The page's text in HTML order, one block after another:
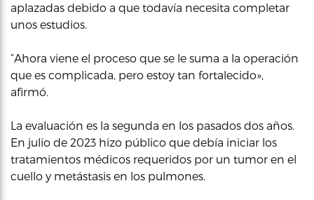
aplazadas debido a que todavía necesita completar
unos estudios.
“Ahora viene el proceso que se le suma a la operación
que es complicada, pero estoy tan fortalecido»,
afirmó.
La evaluación es la segunda en los pasados dos años.
En julio de 2023 hizo público que debía iniciar los
tratamientos médicos requeridos por un tumor en el
cuello y metástasis en los pulmones.